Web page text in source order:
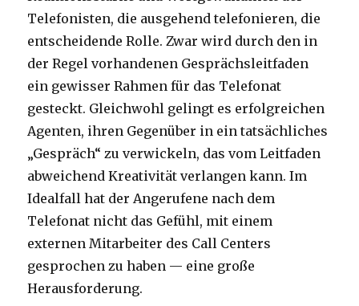
Telefonisten, die ausgehend telefonieren, die
entscheidende Rolle. Zwar wird durch den in
der Regel vorhandenen Gesprächsleitfaden
ein gewisser Rahmen für das Telefonat
gesteckt. Gleichwohl gelingt es erfolgreichen
Agenten, ihren Gegenüber in ein tatsächliches
„Gespräch“ zu verwickeln, das vom Leitfaden
abweichend Kreativität verlangen kann. Im
Idealfall hat der Angerufene nach dem
Telefonat nicht das Gefühl, mit einem
externen Mitarbeiter des Call Centers
gesprochen zu haben — eine große
Herausforderung.